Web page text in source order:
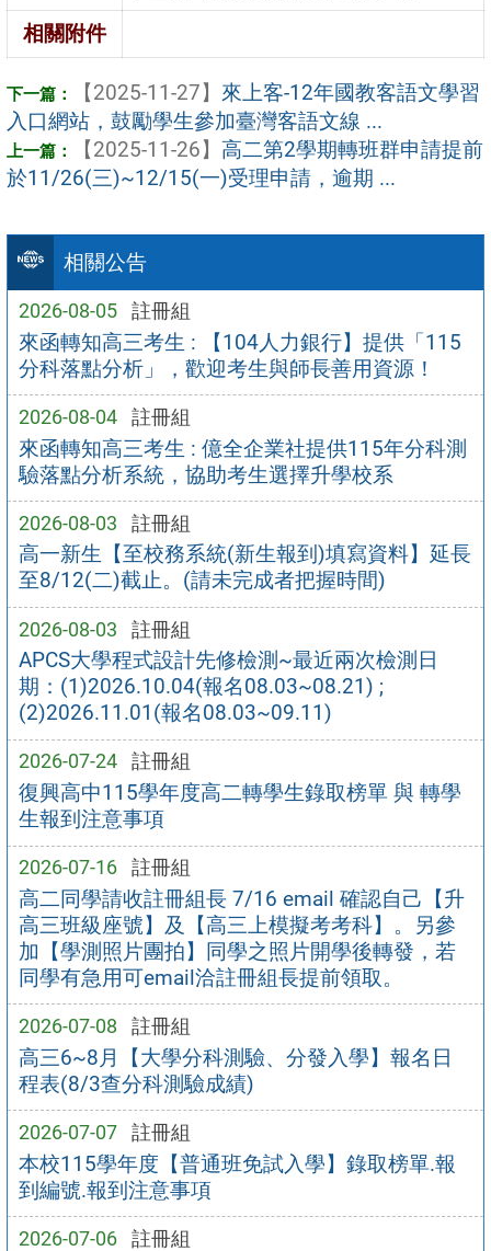
相關公告
2026-08-05 註冊組
來函轉知高三考生 : 【104人力銀行】提供「115
分科落點分析」，歡迎考生與師長善用資源！
2026-08-04 註冊組
來函轉知高三考生 : 億全企業社提供115年分科測
驗落點分析系統，協助考生選擇升學校系
2026-08-03 註冊組
高一新生【至校務系統(新生報到)填寫資料】延長
至8/12(二)截止。(請未完成者把握時間)
2026-08-03 註冊組
APCS大學程式設計先修檢測~最近兩次檢測日
期：(1)2026.10.04(報名08.03~08.21) ;
(2)2026.11.01(報名08.03~09.11)
2026-07-24 註冊組
復興高中115學年度高二轉學生錄取榜單 與 轉學
生報到注意事項
2026-07-16 註冊組
高二同學請收註冊組長 7/16 email 確認自己【升
高三班級座號】及【高三上模擬考考科】。另參
加【學測照片團拍】同學之照片開學後轉發，若
同學有急用可email洽註冊組長提前領取。
2026-07-08 註冊組
高三6~8月【大學分科測驗、分發入學】報名日
程表(8/3查分科測驗成績)
2026-07-07 註冊組
本校115學年度【普通班免試入學】錄取榜單.報
到編號.報到注意事項
2026-07-06 註冊組
相關附件
【2025-11-27】 來上客-12年國教客語文學習
入口網站，鼓勵學生參加臺灣客語文線 ...
【2025-11-26】 高二第2學期轉班群申請提前
於11/26(三)~12/15(一)受理申請，逾期 ...